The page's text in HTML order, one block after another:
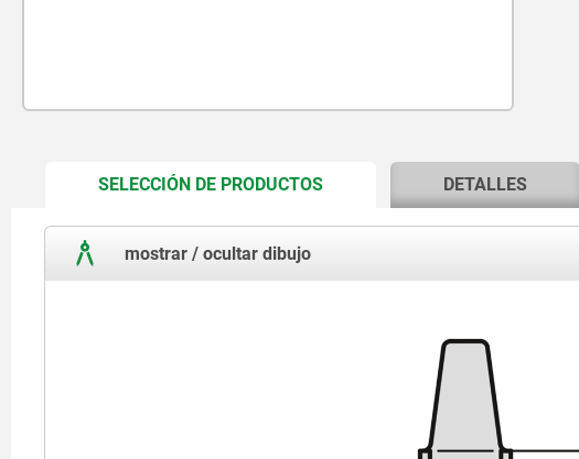
SELECCIÓN DE PRODUCTOSCURRENT
DETALLES
mostrar / ocultar dibujo